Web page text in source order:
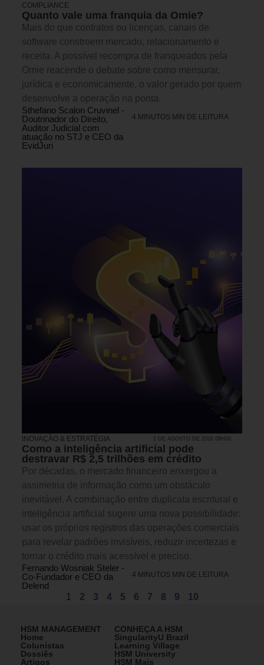
COMPLIANCE
Quanto vale uma franquia da Omie?
Mais do que contratos ou licenças, canais de
software constroem mercado, relacionamento e
receita. A possível recompra de franqueados pela
Omie reacende o debate sobre como mensurar,
jurídica e economicamente, o valor gerado por quem
desenvolve a operação na ponta.
Sthefano Scalon Cruvinel -
Doutrinador do Direito,
Auditor Judicial com
atuação no STJ e CEO da
EvidJuri
4 MINUTOS MIN DE LEITURA
INOVAÇÃO & ESTRATÉGIA 2 DE AGOSTO DE 2026 08H00
Como a inteligência artificial pode
destravar R$ 2,5 trilhões em crédito
Por décadas, o mercado financeiro enxergou a
assimetria de informação como um obstáculo
inevitável. A combinação entre duplicata escritural e
inteligência artificial sugere uma nova possibilidade:
usar os próprios registros das operações comerciais
para revelar padrões invisíveis, reduzir incertezas e
tornar o crédito mais acessível e preciso.
Fernando Wosniak Steler -
Co-Fundador e CEO da
Delend
4 MINUTOS MIN DE LEITURA
1 2 3 4 5 6 7 8 9 10
HSM MANAGEMENT
Home
Colunistas
Dossiês
Artigos
CONHEÇA A HSM
SingularityU Brazil
Learning Village
HSM University
HSM Mais